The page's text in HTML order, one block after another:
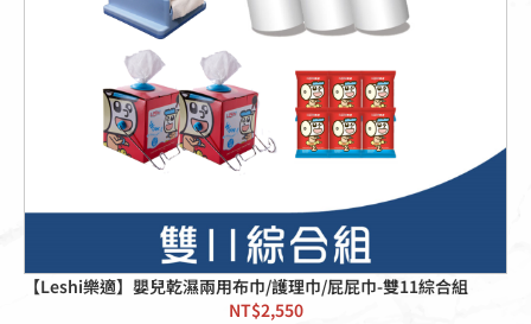
【Leshi樂適】嬰兒乾濕兩用布巾/護理巾/屁屁巾-雙11綜合組
NT$2,550